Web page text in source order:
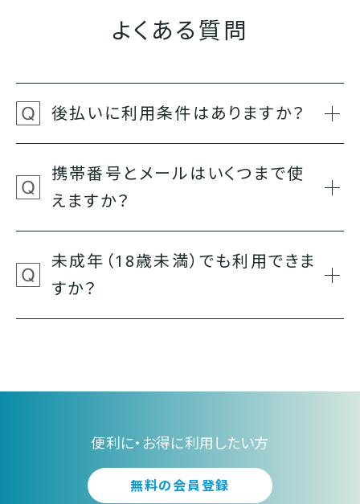
よくある質問
後払いに利用条件はありますか？
携帯番号とメールはいくつまで使
えますか？
未成年（18歳未満）でも利用できま
すか？
便利に・お得に利用したい方
無料の会員登録